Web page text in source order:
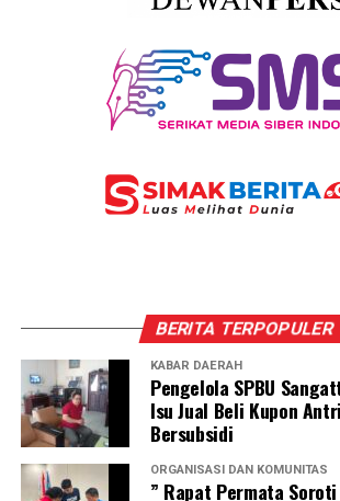
BERITA TERPOPULER
KABAR DAERAH
Pengelola SPBU
Isu Jual Beli Kupon
Bersubsidi
ORGANISASI DAN KOMUNITAS
” Rapat Permata